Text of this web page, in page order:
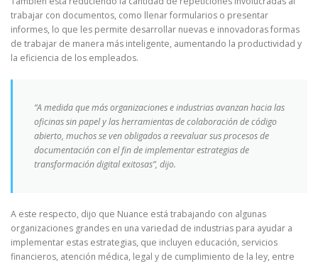
trabajar con documentos, como llenar formularios o presentar
informes, lo que les permite desarrollar nuevas e innovadoras formas
de trabajar de manera más inteligente, aumentando la productividad y
la eficiencia de los empleados.
“A medida que más organizaciones e industrias avanzan hacia las
oficinas sin papel y las herramientas de colaboración de código
abierto, muchos se ven obligados a reevaluar sus procesos de
documentación con el fin de implementar estrategias de
transformación digital exitosas”, dijo.
A este respecto, dijo que Nuance está trabajando con algunas
organizaciones grandes en una variedad de industrias para ayudar a
implementar estas estrategias, que incluyen educación, servicios
financieros, atención médica, legal y de cumplimiento de la ley, entre